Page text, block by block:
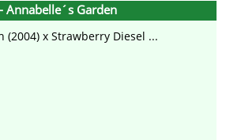
Annabelle´s Garden
(2004) x Strawberry Diesel ...